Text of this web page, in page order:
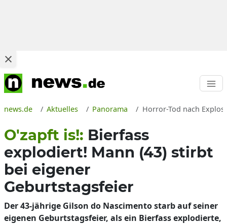
news.de Aktuelles Panorama Horror-Tod nach
O'zapft is!: Bierfass
explodiert! Mann (43) stirbt
bei eigener
Geburtstagsfeier
Der 43-jährige Gilson do Nascimento starb auf seiner
eigenen Geburtstagsfeier, als ein Bierfass explodierte,